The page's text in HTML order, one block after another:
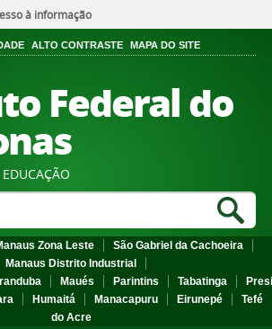
à informação
ALTO CONTRASTE MAPA DO SITE
Federal do
Zona Leste
São Gabriel da Cachoeira
Manaus Distrito Industrial
Iranduba Maués Parintins Tabatinga
Humaitá Manacapuru Eirunepé
Tefé
do Acre